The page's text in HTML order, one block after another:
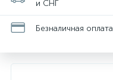
и СНГ
Безналичная оплата